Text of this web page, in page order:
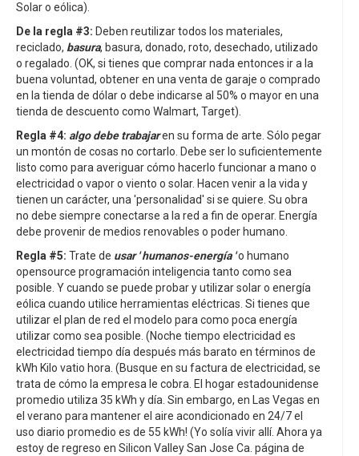
Solar o eólica).
De la regla #3: Deben reutilizar todos los materiales,
reciclado, basura, basura, donado, roto, desechado, utilizado
o regalado. (OK, si tienes que comprar nada entonces ir a la
buena voluntad, obtener en una venta de garaje o comprado
en la tienda de dólar o debe indicarse al 50% o mayor en una
tienda de descuento como Walmart, Target).
Regla #4: algo debe trabajaren su forma de arte. Sólo pegar
un montón de cosas no cortarlo. Debe ser lo suficientemente
listo como para averiguar cómo hacerlo funcionar a mano o
electricidad o vapor o viento o solar. Hacen venir a la vida y
tienen un carácter, una 'personalidad' si se quiere. Su obra
no debe siempre conectarse a la red a fin de operar. Energía
debe provenir de medios renovables o poder humano.
Regla #5: Trate de usar ' humanos-energía ' o humano
opensource programación inteligencia tanto como sea
posible. Y cuando se puede probar y utilizar solar o energía
eólica cuando utilice herramientas eléctricas. Si tienes que
utilizar el plan de red el modelo para como poca energía
utilizar como sea posible. (Noche tiempo electricidad es
electricidad tiempo día después más barato en términos de
kWh Kilo vatio hora. (Busque en su factura de electricidad, se
trata de cómo la empresa le cobra. El hogar estadounidense
promedio utiliza 35 kWh y día. Sin embargo, en Las Vegas en
el verano para mantener el aire acondicionado en 24/7 el
uso diario promedio es de 55 kWh! (Yo solía vivir allí. Ahora ya
estoy de regreso en Silicon Valley San Jose Ca. página de